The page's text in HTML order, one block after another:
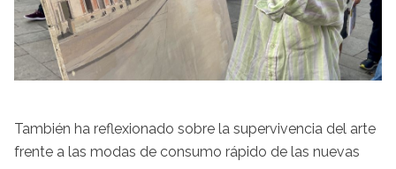
También ha reflexionado sobre la supervivencia del arte
frente a las modas de consumo rápido de las nuevas